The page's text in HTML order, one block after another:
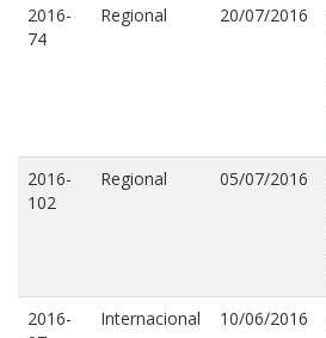
2016-
74
Regional 20/07/2016
2016-
102
Regional 05/07/2016
2016-
Internacional 10/06/2016